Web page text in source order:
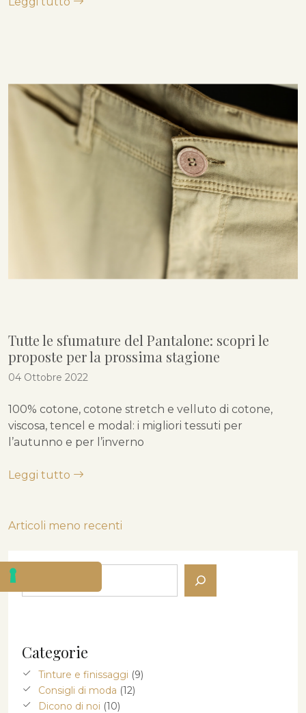
Tutte le sfumature del Pantalone: scopri le
proposte per la prossima stagione
04 Ottobre 2022
100% cotone, cotone stretch e velluto di cotone,
viscosa, tencel e modal: i migliori tessuti per
l’autunno e per l’inverno
Leggi tutto
Navigazione
Articoli meno recenti
Categorie
Tinture e finissaggi (9)
Consigli di moda (12)
Dicono di noi (10)